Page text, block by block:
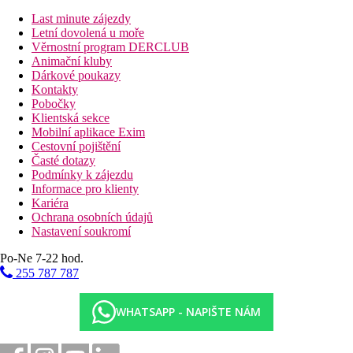
diskotéka
několik tematických restaurací s obsluhou (nutná
rezervace předem)
bary
snack bar
Wi-Fi (zdarma)
minimarket
obchod se suvenýry
kadeřnictví
bankomat
dva bazény – z toho jeden v zimě přihřívaný (lehátka,
slunečníky a osušky zdarma)
dětský bazén
dětské hřiště
miniklub
klienti mohou využívat zdarma aquapark "Splash Water
hotelu Riu Palace Santa Maria
Standardní pokoj
individuálně ovladatelná klimatizace
Last minute zájezdy
Letní dovolená u moře
Věrnostní program DERCLUB
Animační kluby
Dárkové poukazy
Kontakty
Pobočky
Klientská sekce
Mobilní aplikace Exim
Cestovní pojištění
Časté dotazy
Podmínky k zájezdu
Informace pro klienty
Kariéra
Ochrana osobních údajů
Nastavení soukromí
Po-Ne 7-22 hod.
255 787 787
WHATSAPP - NAPIŠTE NÁM